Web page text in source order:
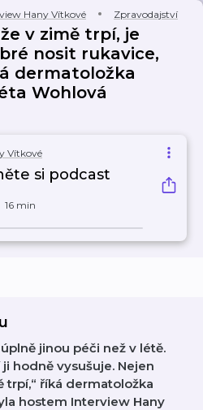
Hany Vítkové Zpravodajství
v zimě trpí, je
nosit rukavice,
dermatoložka
Wohlová
Vítkové
si podcast
16 min
jinou péči než v létě.
hodně vysušuje. Nejen
trpí,“ říká dermatoložka
hostem Interview Hany